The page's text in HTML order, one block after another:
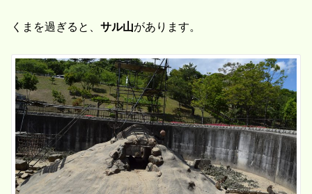
くまを過ぎると、サル山があります。